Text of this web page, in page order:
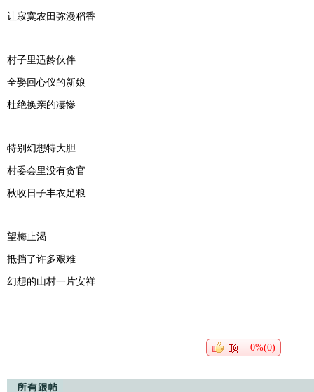
让寂寞农田弥漫稻香
村子里适龄伙伴
全娶回心仪的新娘
杜绝换亲的凄惨
特别幻想特大胆
村委会里没有贪官
秋收日子丰衣足粮
望梅止渴
抵挡了许多艰难
幻想的山村一片安祥
0%(0)